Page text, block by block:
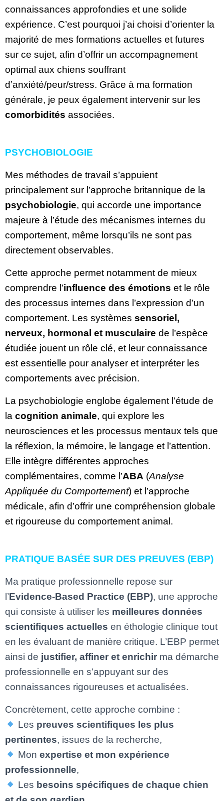
connaissances approfondies et une solide
expérience. C’est pourquoi j’ai choisi d’orienter la
majorité de mes formations actuelles et futures
sur ce sujet, afin d’offrir un accompagnement
optimal aux chiens souffrant
d’anxiété/peur/stress. Grâce à ma formation
générale, je peux également intervenir sur les
comorbidités associées.
PSYCHOBIOLOGIE
Mes méthodes de travail s’appuient
principalement sur l’approche britannique de la
psychobiologie, qui accorde une importance
majeure à l’étude des mécanismes internes du
comportement, même lorsqu’ils ne sont pas
directement observables.
Cette approche permet notamment de mieux
comprendre l’influence des émotions et le rôle
des processus internes dans l’expression d’un
comportement. Les systèmes sensoriel,
nerveux, hormonal et musculaire de l’espèce
étudiée jouent un rôle clé, et leur connaissance
est essentielle pour analyser et interpréter les
comportements avec précision.
La psychobiologie englobe également l’étude de
la cognition animale, qui explore les
neurosciences et les processus mentaux tels que
la réflexion, la mémoire, le langage et l’attention.
Elle intègre différentes approches
complémentaires, comme l’ABA (Analyse
Appliquée du Comportement) et l’approche
médicale, afin d’offrir une compréhension globale
et rigoureuse du comportement animal.
PRATIQUE BASÉE SUR DES PREUVES (EBP)
Ma pratique professionnelle repose sur
l’Evidence-Based Practice (EBP), une approche
qui consiste à utiliser les meilleures données
scientifiques actuelles en éthologie clinique tout
en les évaluant de manière critique. L’EBP permet
ainsi de justifier, affiner et enrichir ma démarche
professionnelle en s’appuyant sur des
connaissances rigoureuses et actualisées.
Concrètement, cette approche combine :
Les preuves scientifiques les plus
pertinentes, issues de la recherche,
Monexpertise et mon expérience
professionnelle,
Les besoins spécifiques de chaque chien